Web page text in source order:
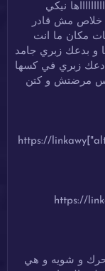
نيكي
خلاص مش قادر
مكان ما انت
و بدعك زبري جامد
زبري في كسها
بس مرضتش و كتن
alt="tumblr_o0wg9lN3Yr1uef1ivo1_500.jpeg"]https://linkawy
و شويه و هي